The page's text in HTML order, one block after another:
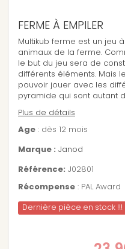
FERME À EMPILER
Multikub ferme est un jeu
animaux de la ferme.
le but du jeu sera de
différents éléments. Mais
pouvoir jouer avec les
pyramide qui sont autant
Plus de détails
Age : dès 12 mois
Marque : Janod
Référence: J02801
Récompense : PAL Award
Dernière pièce en stock !!!